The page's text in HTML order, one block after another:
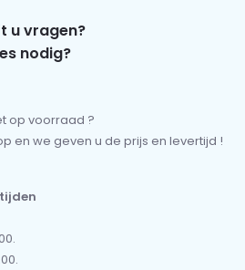
u vragen?
nodig?
op voorraad ?
en we geven u de prijs en levertijd !